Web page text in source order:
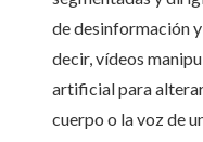
de desinformación
decir, vídeos
artificial para
cuerpo o la voz de